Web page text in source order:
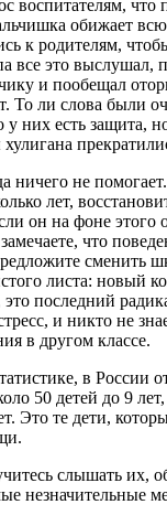
воспитателям, что
обижает
к родителям,
все это выслушал,
и пообещал
То ли слова были
у них есть защита,
ничего не
лет,
он на фоне этого
что
сменить
листа: новый
это последний
и никто не
в другом классе.
в России
50 детей до 9
Это те дети,
слышать их,
незначительные